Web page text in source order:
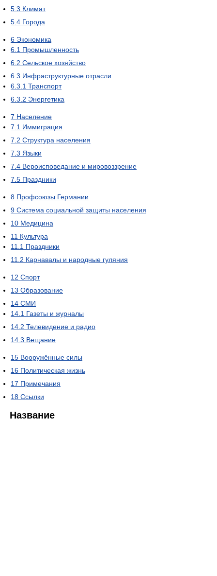
5.3 Климат
5.4 Города
6 Экономика
6.1 Промышленность
6.2 Сельское хозяйство
6.3 Инфраструктурные отрасли
6.3.1 Транспорт
6.3.2 Энергетика
7 Население
7.1 Иммиграция
7.2 Структура населения
7.3 Языки
7.4 Вероисповедание и мировоззрение
7.5 Праздники
8 Профсоюзы Германии
9 Система социальной защиты населения
10 Медицина
11 Культура
11.1 Праздники
11.2 Карнавалы и народные гуляния
12 Спорт
13 Образование
14 СМИ
14.1 Газеты и журналы
14.2 Телевидение и радио
14.3 Вещание
15 Вооружённые силы
16 Политическая жизнь
17 Примечания
18 Ссылки
Название